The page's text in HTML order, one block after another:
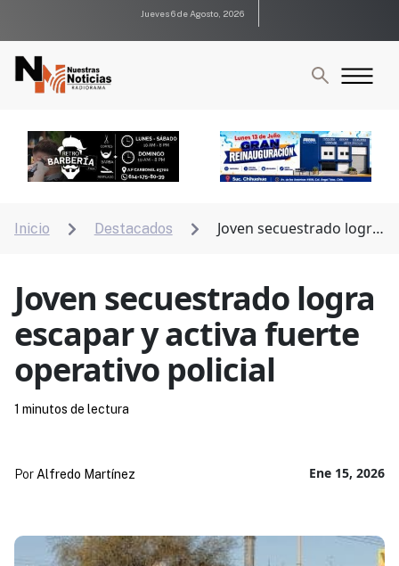
Jueves 6 de Agosto, 2026
Inicio  Destacados 
Joven secuestrado logra
Joven secuestrado logra
escapar y activa fuerte
operativo policial
Ene 15, 2026
Por Alfredo Martínez
1 minutos de lectura